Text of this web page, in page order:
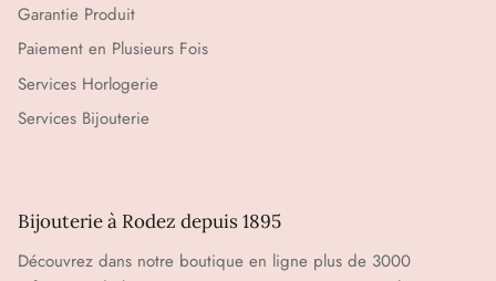
Garantie Produit
Paiement en Plusieurs Fois
Services Horlogerie
Services Bijouterie
Bijouterie à Rodez depuis 1895
Découvrez dans notre boutique en ligne plus de 3000